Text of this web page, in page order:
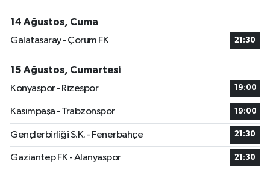
14 Ağustos, Cuma
Galatasaray - Çorum FK
21:30
15 Ağustos, Cumartesi
Konyaspor - Rizespor
19:00
Kasımpaşa - Trabzonspor 19:00
Gençlerbirliği S.K. - Fenerbahçe 21:30
Gaziantep FK - Alanyaspor 21:30